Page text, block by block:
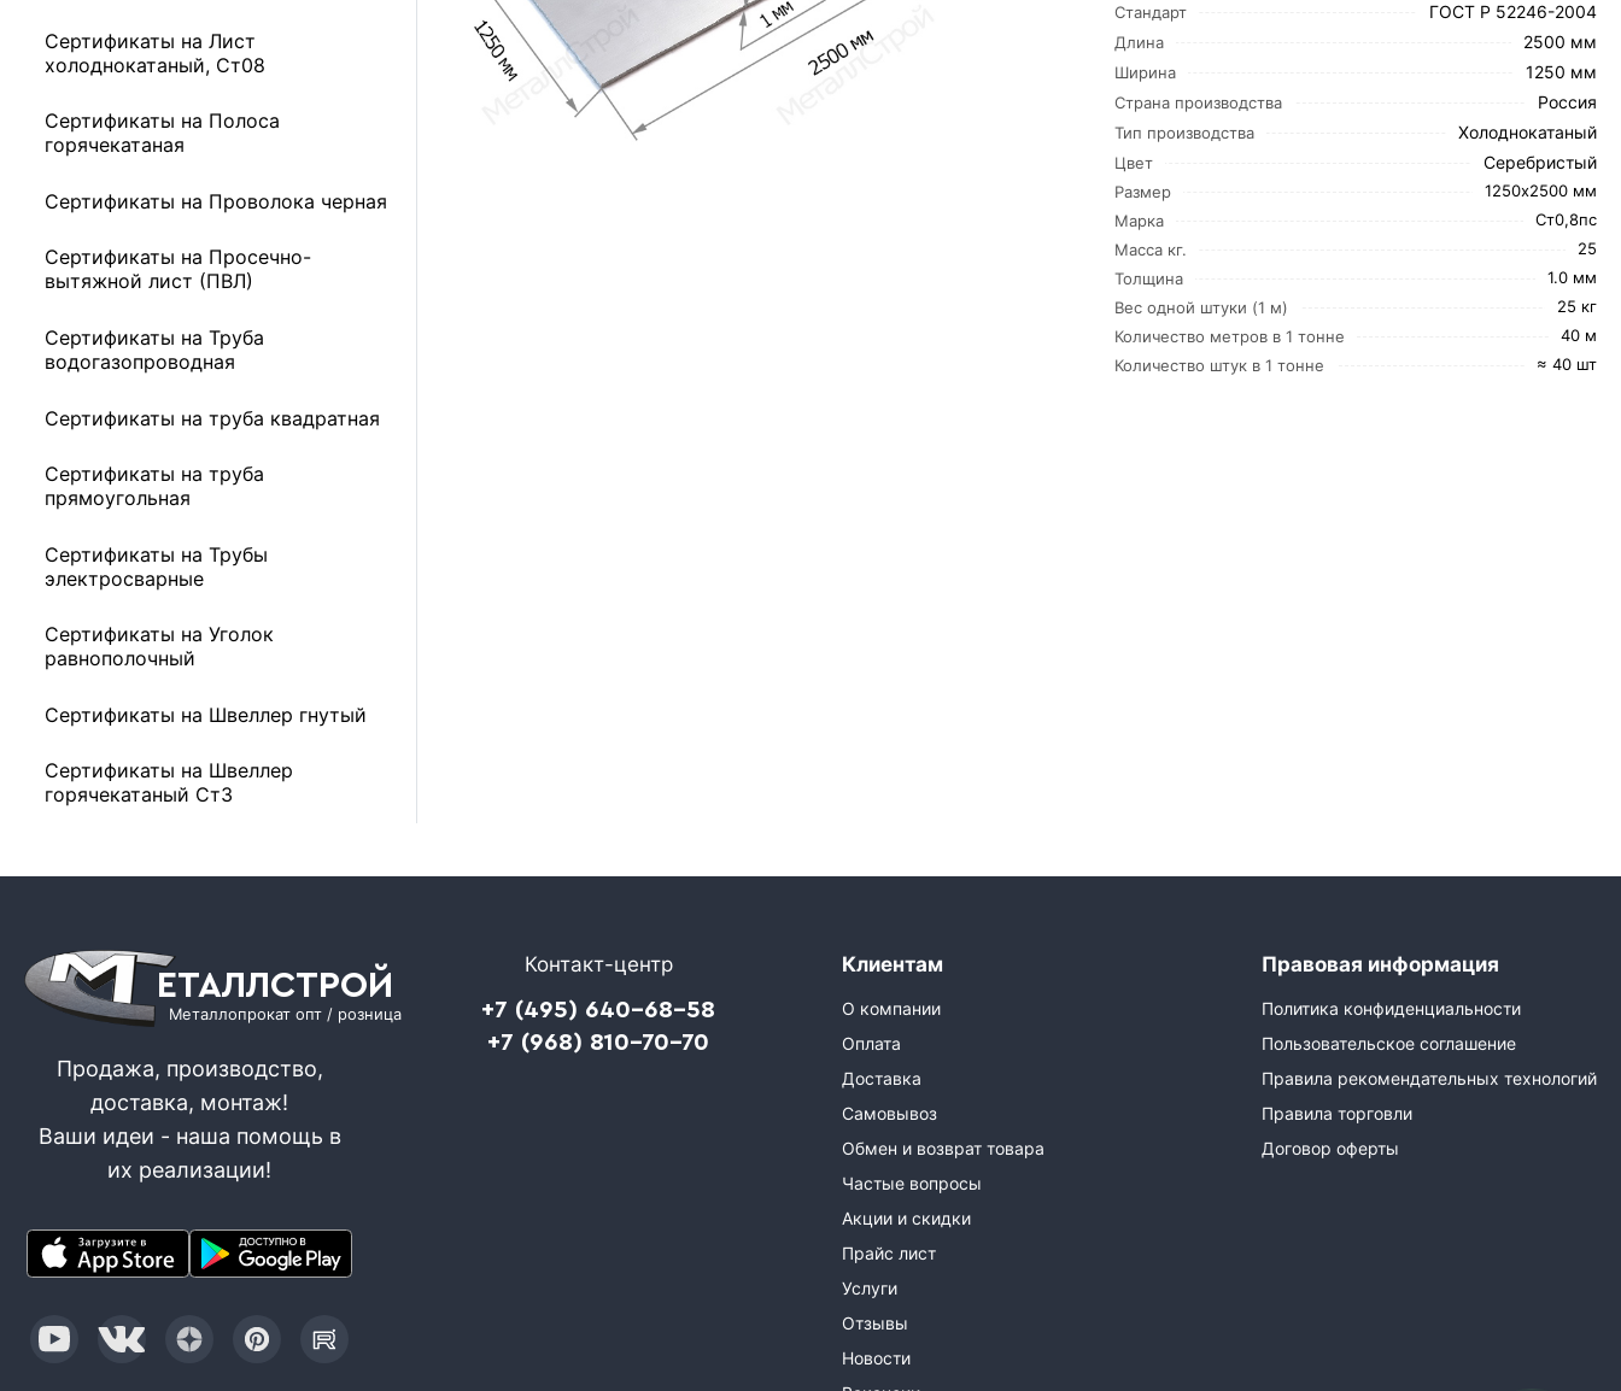
Сертификаты на Лист
холоднокатаный, Ст08
Сертификаты на Полоса
горячекатаная
Сертификаты на Проволока черная
Сертификаты на Просечно-
вытяжной лист (ПВЛ)
Сертификаты на Труба
водогазопроводная
Сертификаты на труба квадратная
Сертификаты на труба
прямоугольная
Сертификаты на Трубы
электросварные
Сертификаты на Уголок
равнополочный
Сертификаты на Швеллер гнутый
Сертификаты на Швеллер
горячекатаный Ст3
Стандарт ГОСТ Р 52246-2004
Длина 2500 мм
Ширина 1250 мм
Страна производства Россия
Тип производства Холоднокатаный
Цвет Серебристый
Размер
1250х2500 мм
Марка
Ст0,8пс
Масса кг.
25
Толщина
1.0 мм
Вес одной штуки (1 м)
25 кг
Количество метров в 1 тонне
40 м
Количество штук в 1 тонне
≈ 40 шт
ЕТАЛЛСТРОЙ
Металлопрокат опт / розница
Продажа, производство,
доставка, монтаж!
Ваши идеи - наша помощь в
их реализации!
Контакт-центр
+7 (495) 640-68-58
+7 (968) 810-70-70
Клиентам
О компании
Оплата
Доставка
Самовывоз
Обмен и возврат товара
Частые вопросы
Акции и скидки
Прайс лист
Услуги
Отзывы
Новости
Правовая информация
Политика конфиденциальности
Пользовательское соглашение
Правила рекомендательных технологий
Правила торговли
Договор оферты